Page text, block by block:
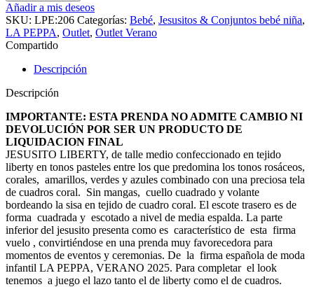
Añadir a mis deseos
SKU: LPE:206 Categorías: Bebé, Jesusitos & Conjuntos bebé niña,
LA PEPPA, Outlet, Outlet Verano
Compartido
Descripción
Descripción
IMPORTANTE: ESTA PRENDA NO ADMITE CAMBIO NI
DEVOLUCIÓN POR SER UN PRODUCTO DE
LIQUIDACION FINAL
JESUSITO LIBERTY, de talle medio confeccionado en tejido
liberty en tonos pasteles entre los que predomina los tonos rosáceos,
corales, amarillos, verdes y azules combinado con una preciosa tela
de cuadros coral. Sin mangas, cuello cuadrado y volante
bordeando la sisa en tejido de cuadro coral. El escote trasero es de
forma cuadrada y escotado a nivel de media espalda. La parte
inferior del jesusito presenta como es característico de esta firma
vuelo , convirtiéndose en una prenda muy favorecedora para
momentos de eventos y ceremonias. De la firma española de moda
infantil LA PEPPA, VERANO 2025. Para completar el look
tenemos a juego el lazo tanto el de liberty como el de cuadros.